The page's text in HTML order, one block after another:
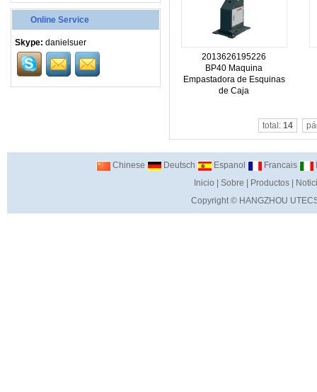
Online Service
Skype: danielsuer
2013626195226
BP40 Maquina
Empastadora de Esquinas
de Caja
total: 14
Chinese Deutsch Espanol Francais
Inicio
Sobre Productos
Copyright © HANGZHOU